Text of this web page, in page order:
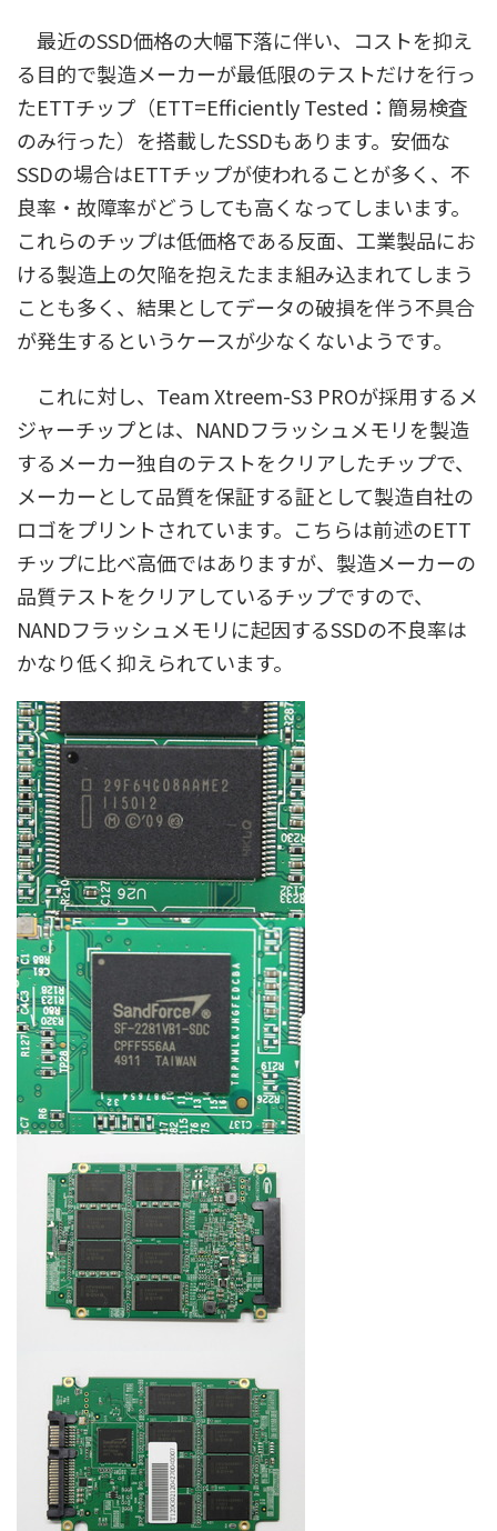
最近のSSD価格の大幅下落に伴い、コストを抑え
る目的で製造メーカーが最低限のテストだけを行っ
たETTチップ（ETT=Efficiently Tested：簡易検査
のみ行った）を搭載したSSDもあります。安価な
SSDの場合はETTチップが使われることが多く、不
良率・故障率がどうしても高くなってしまいます。
これらのチップは低価格である反面、工業製品にお
ける製造上の欠陥を抱えたまま組み込まれてしまう
ことも多く、結果としてデータの破損を伴う不具合
が発生するというケースが少なくないようです。
これに対し、Team Xtreem-S3 PROが採用するメ
ジャーチップとは、NANDフラッシュメモリを製造
するメーカー独自のテストをクリアしたチップで、
メーカーとして品質を保証する証として製造自社の
ロゴをプリントされています。こちらは前述のETT
チップに比べ高価ではありますが、製造メーカーの
品質テストをクリアしているチップですので、
NANDフラッシュメモリに起因するSSDの不良率は
かなり低く抑えられています。